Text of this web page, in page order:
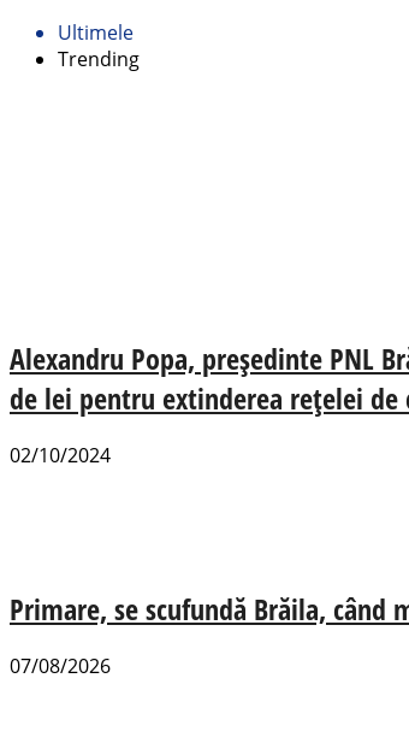
Ultimele
Trending
Alexandru Popa, președinte PNL
de lei pentru extinderea rețelei de
02/10/2024
Primare, se scufundă Brăila, când
07/08/2026